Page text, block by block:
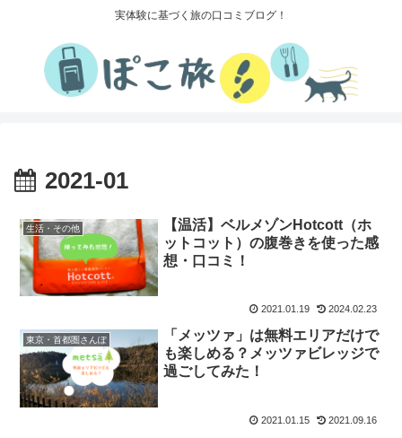
実体験に基づく旅の口コミブログ！
2021-01
生活・その他
【温活】ベルメゾンHotcott（ホ
ットコット）の腹巻きを使った感
想・口コミ！
2021.01.19 2024.02.23
東京・首都圏さんぽ
「メッツァ」は無料エリアだけで
も楽しめる？メッツァビレッジで
過ごしてみた！
2021.01.15 2021.09.16